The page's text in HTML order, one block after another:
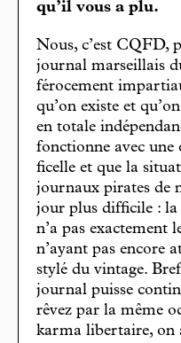
qu’il vous a plu.
Nous, c’est CQFD,
journal marseillais
férocement
qu’on existe et
en totale
fonctionne avec une
ficelle et que la
journaux pirates de
jour plus difficile : la
n’a pas
n’ayant pas encore
stylé du vintage.
journal puisse
rêvez par la même
karma libertaire, on